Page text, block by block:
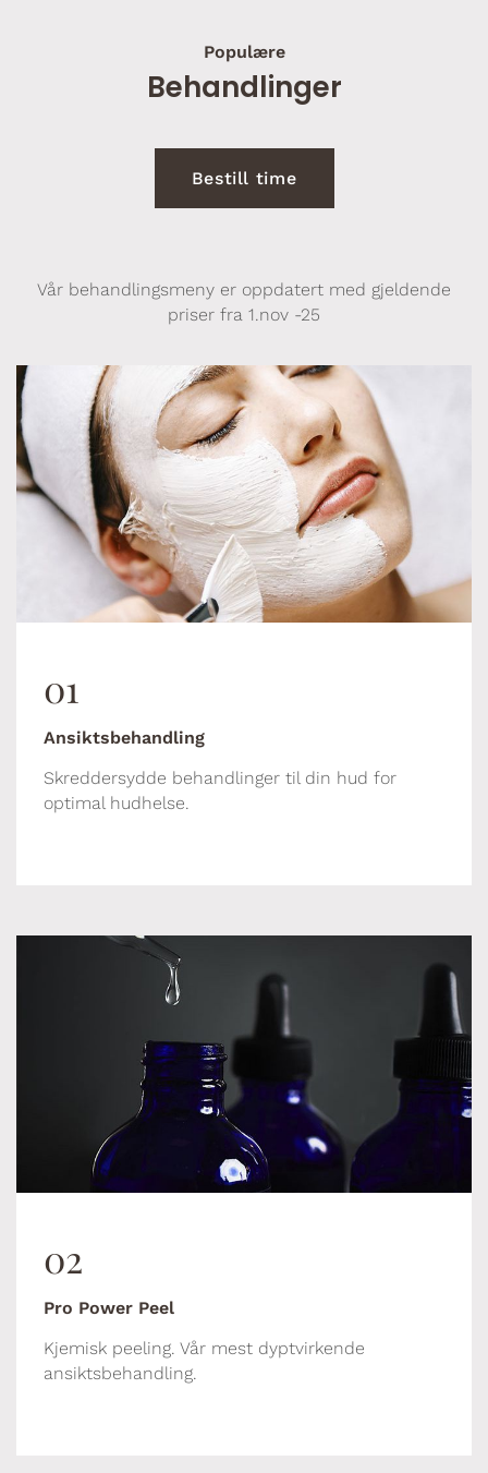
Populære
Behandlinger
Bestill time
Vår behandlingsmeny er oppdatert med gjeldende
priser fra 1.nov -25
01
Ansiktsbehandling
Skreddersydde behandlinger til din hud for
optimal hudhelse.
02
Pro Power Peel
Kjemisk peeling. Vår mest dyptvirkende
ansiktsbehandling.